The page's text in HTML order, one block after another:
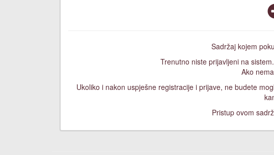
Sadržaj kojem
Trenutno niste prijavljeni na
Ako
Ukoliko i nakon uspješne registracije i prijave, ne budete
Pristup ovom